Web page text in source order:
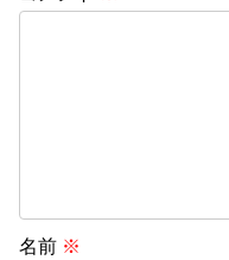
名前 ※